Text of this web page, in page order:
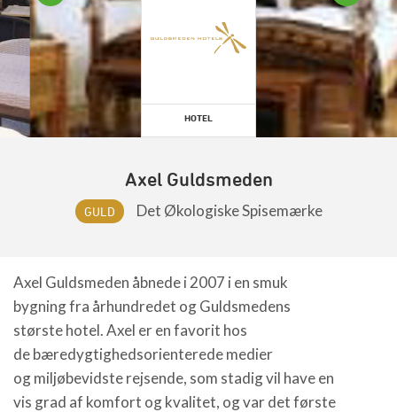
GREEN CAMPING
GREEN ATTRACTION
HOTEL
Axel Guldsmeden
GULD Det Økologiske Spisemærke
Axel Guldsmeden åbnede i 2007 i en smuk
bygning fra århundredet og Guldsmedens
største hotel. Axel er en favorit hos
de bæredygtighedsorienterede medier
og miljøbevidste rejsende, som stadig vil have en
vis grad af komfort og kvalitet, og var det første